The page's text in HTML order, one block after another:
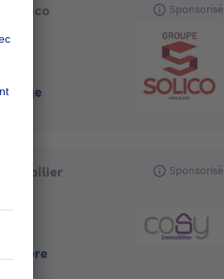
Solico
Liège
Sponsorisé
Neupre
Sponsorisé